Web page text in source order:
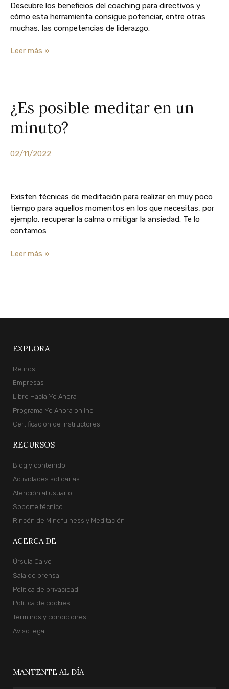
Descubre los beneficios del coaching para directivos y
cómo esta herramienta consigue potenciar, entre otras
muchas, las competencias de liderazgo.
empresarial
Leer más »
¿Es posible meditar en un
minuto?
02/11/2022
Existen técnicas de meditación para realizar en muy poco
tiempo para aquellos momentos en los que necesitas, por
ejemplo, recuperar la calma o mitigar la ansiedad. Te lo
contamos
¿Es
posible
meditar
minuto?
Leer más »
EXPLORA
Retiros
Empresas
Libro Hacia Yo Ahora
Programa Yo Ahora online
Certificación de Instructores
RECURSOS
Blog y contenido
Actividades solidarias
Atención al usuario
Soporte técnico
Rincón de Mindfulness y Meditación
ACERCA DE
Úrsula Calvo
Sala de prensa
Política de privacidad
Política de cookies
Términos y condiciones
Aviso legal
MANTENTE AL DÍA